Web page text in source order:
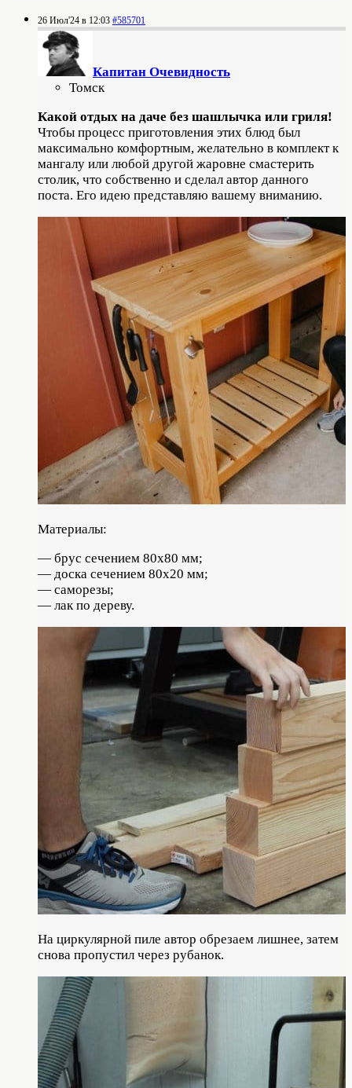
26 Июл'24 в 12:03 #585701
Капитан Очевидность
Томск
Какой отдых на даче без шашлычка или гриля!
Чтобы процесс приготовления этих блюд был
максимально комфортным, желательно в комплект к
мангалу или любой другой жаровне смастерить
столик, что собственно и сделал автор данного
поста. Его идею представляю вашему вниманию.
Материалы:
— брус сечением 80х80 мм;
— доска сечением 80х20 мм;
— саморезы;
— лак по дереву.
На циркулярной пиле автор обрезаем лишнее, затем
снова пропустил через рубанок.